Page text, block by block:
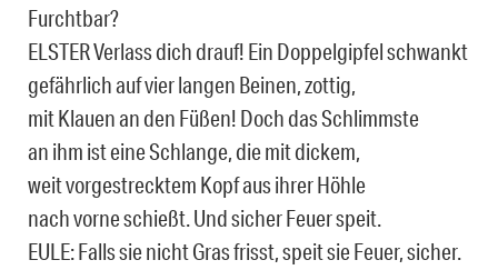
Furchtbar?
ELSTER Verlass dich drauf! Ein Doppelgipfel schwankt
gefährlich auf vier langen Beinen, zottig,
mit Klauen an den Füßen! Doch das Schlimmste
an ihm ist eine Schlange, die mit dickem,
weit vorgestrecktem Kopf aus ihrer Höhle
nach vorne schießt. Und sicher Feuer speit.
EULE: Falls sie nicht Gras frisst, speit sie Feuer, sicher.